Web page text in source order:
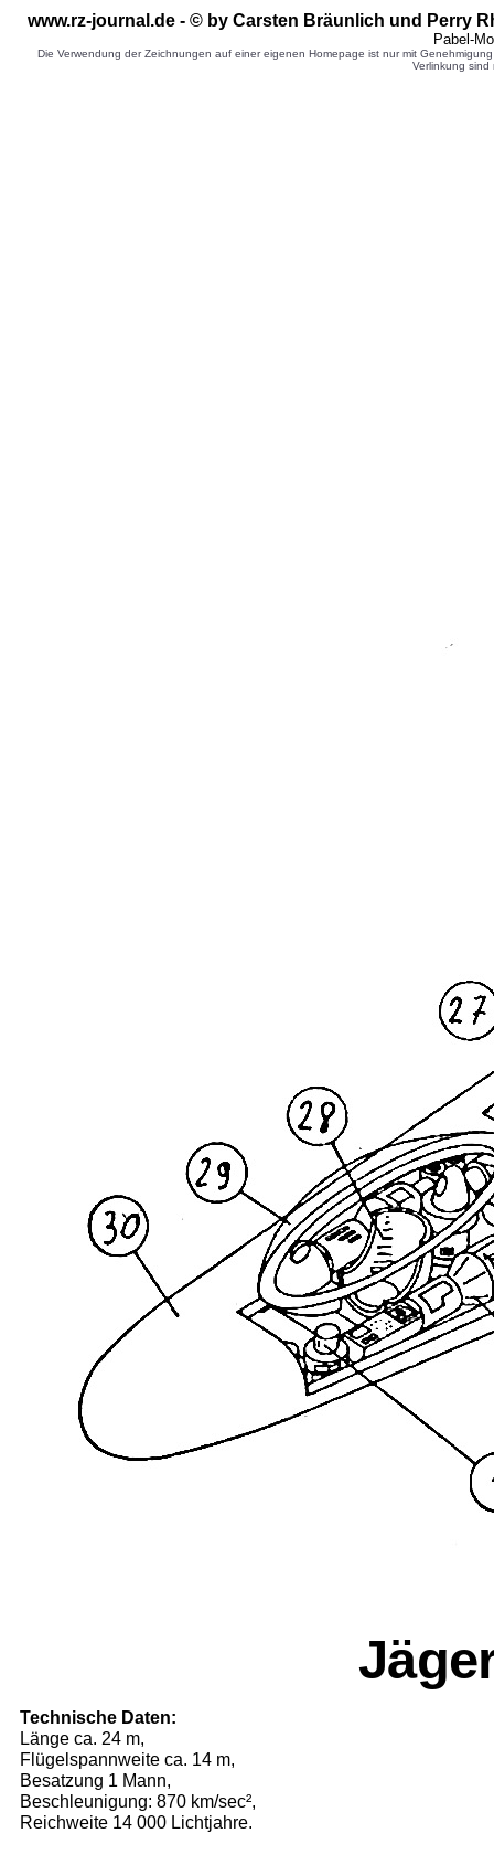
www.rz-journal.de - © by Carsten Bräunlich und Perry
Pabel-
Die Verwendung der Zeichnungen auf einer eigenen Homepage ist nur mit
Verlinkung sind
Technische Daten:
Länge ca. 24 m,
Flügelspannweite ca. 14 m,
Besatzung 1 Mann,
Beschleunigung: 870 km/sec²,
Reichweite 14 000 Lichtjahre.